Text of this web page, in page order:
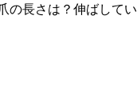
の長さは？伸ばしてい